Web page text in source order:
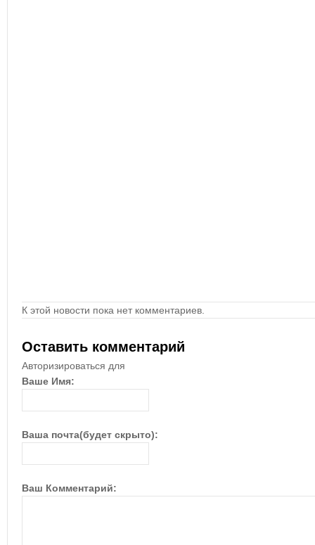
К этой новости пока нет комментариев.
Оставить комментарий
Авторизироваться для
Ваше Имя:
Ваша почта(будет скрыто):
Ваш Комментарий: